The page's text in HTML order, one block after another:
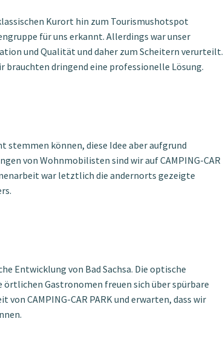
Kurort hin zum Tourismushotspot
für uns erkannt. Allerdings war unser
und Qualität und daher zum Scheitern verurteilt.
brauchten dringend eine professionelle Lösung.
stemmen können, diese Idee aber aufgrund
von Wohnmobilisten sind wir auf CAMPING-CAR
war letztlich die andernorts gezeigte
Entwicklung von Bad Sachsa. Die optische
Gastronomen freuen sich über spürbare
CAMPING-CAR PARK und erwarten, dass wir